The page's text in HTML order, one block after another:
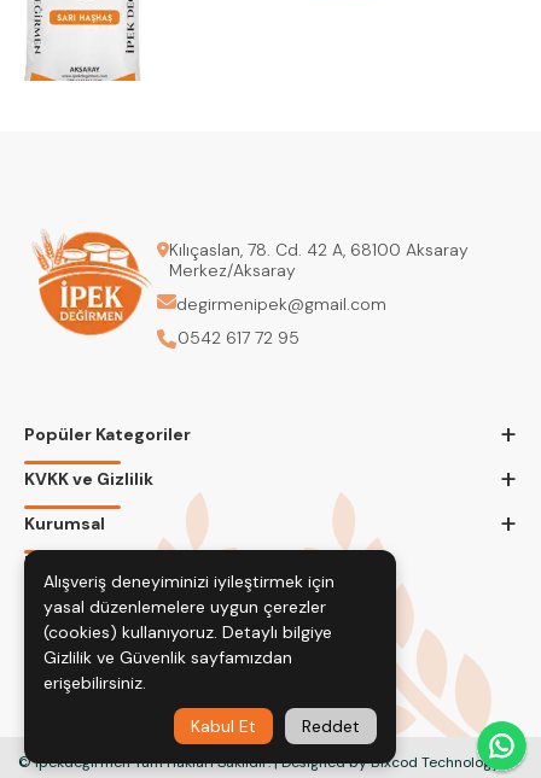
Kılıçaslan, 78. Cd. 42 A, 68100 Aksaray
Merkez/Aksaray
degirmenipek@gmail.com
0542 617 72 95
Popüler Kategoriler +
KVKK ve Gizlilik +
Kurumsal +
Bizi Takip Edin
© İpekdeğirmen Tüm Hakları Saklıdır. | Designed by Bixcod Technology
Alışveriş deneyiminizi iyileştirmek için
yasal düzenlemelere uygun çerezler
(cookies) kullanıyoruz. Detaylı bilgiye
Gizlilik ve Güvenlik sayfamızdan
erişebilirsiniz.
Kabul Et
Reddet